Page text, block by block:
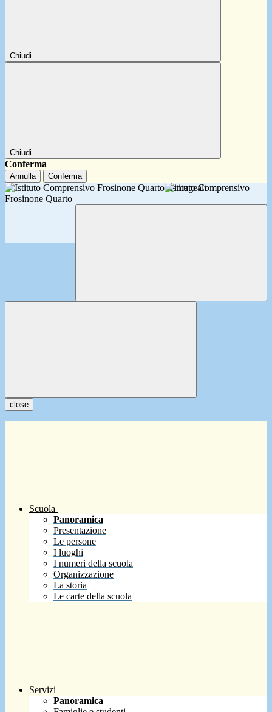
Chiudi
Chiudi
Conferma
Annulla Conferma
Istituto Comprensivo
Frosinone Quarto
close
Scuola
Panoramica
Presentazione
Le persone
I luoghi
I numeri della scuola
Organizzazione
La storia
Le carte della scuola
Servizi
Panoramica